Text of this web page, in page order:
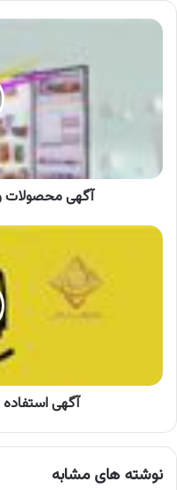
آگهی
یخچال
آگهی محصولات
آگهی
آگهی
نوشته های مشابه